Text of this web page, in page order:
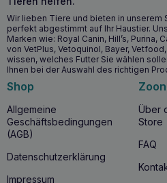
eine gesunde Haut und ein
Gesundes Magen-Darm-
gesunde Verdauung und
Stärkt das Immunsystem:
gesundes Immunsystem
Wann sollten Sie mit
z/d dog 3kg beginnen?
HILL’S Food Sensitivities z/d
erwachsene Hunde empfohlen,
gegen Nährstoffe zeigen. Es
Wir lieben Tiere und bieten in unserem
perfekt abgestimmt auf Ihr Haustier.
Marken wie: Royal Canin, Hill’s, Purina,
von VetPlus, Vetoquinol, Bayer,
wissen, welches Futter Sie wählen
Ihnen bei der Auswahl des richtigen
Shop
Allgemeine
Geschäftsbedingungen
(AGB)
Datenschutzerklärung
Impressum
Über
Store
FAQ